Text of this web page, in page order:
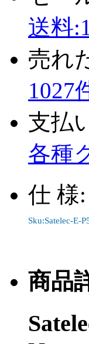
送料
売れ
1027
支払
各種
仕 様:
Sku:Satelec-E-
商品